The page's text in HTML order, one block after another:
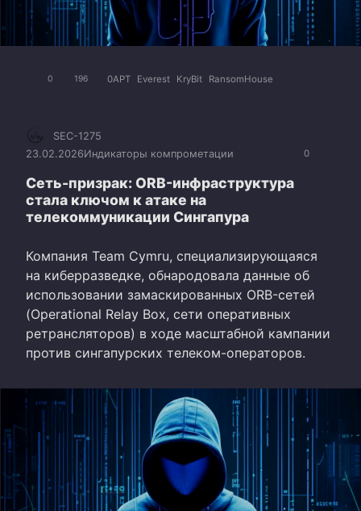
0 196 0APT Everest KryBit RansomHouse
0
SEC-1275
23.02.2026Индикаторы компрометации
Сеть-призрак: ORB-инфраструктура
стала ключом к атаке на
телекоммуникации Сингапура
Компания Team Cymru, специализирующаяся
на киберразведке, обнародовала данные об
использовании замаскированных ORB-сетей
(Operational Relay Box, сети оперативных
ретрансляторов) в ходе масштабной кампании
против сингапурских телеком-операторов.